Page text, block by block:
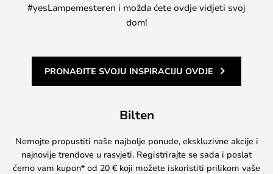
#yesLampemesteren i možda ćete ovdje vidjeti svoj
dom!
PRONAĐITE SVOJU INSPIRACIJU OVDJE
Bilten
Nemojte propustiti naše najbolje ponude, ekskluzivne akcije i
najnovije trendove u rasvjeti. Registrirajte se sada i poslat
ćemo vam kupon* od 20 € koji možete iskoristiti prilikom vaše